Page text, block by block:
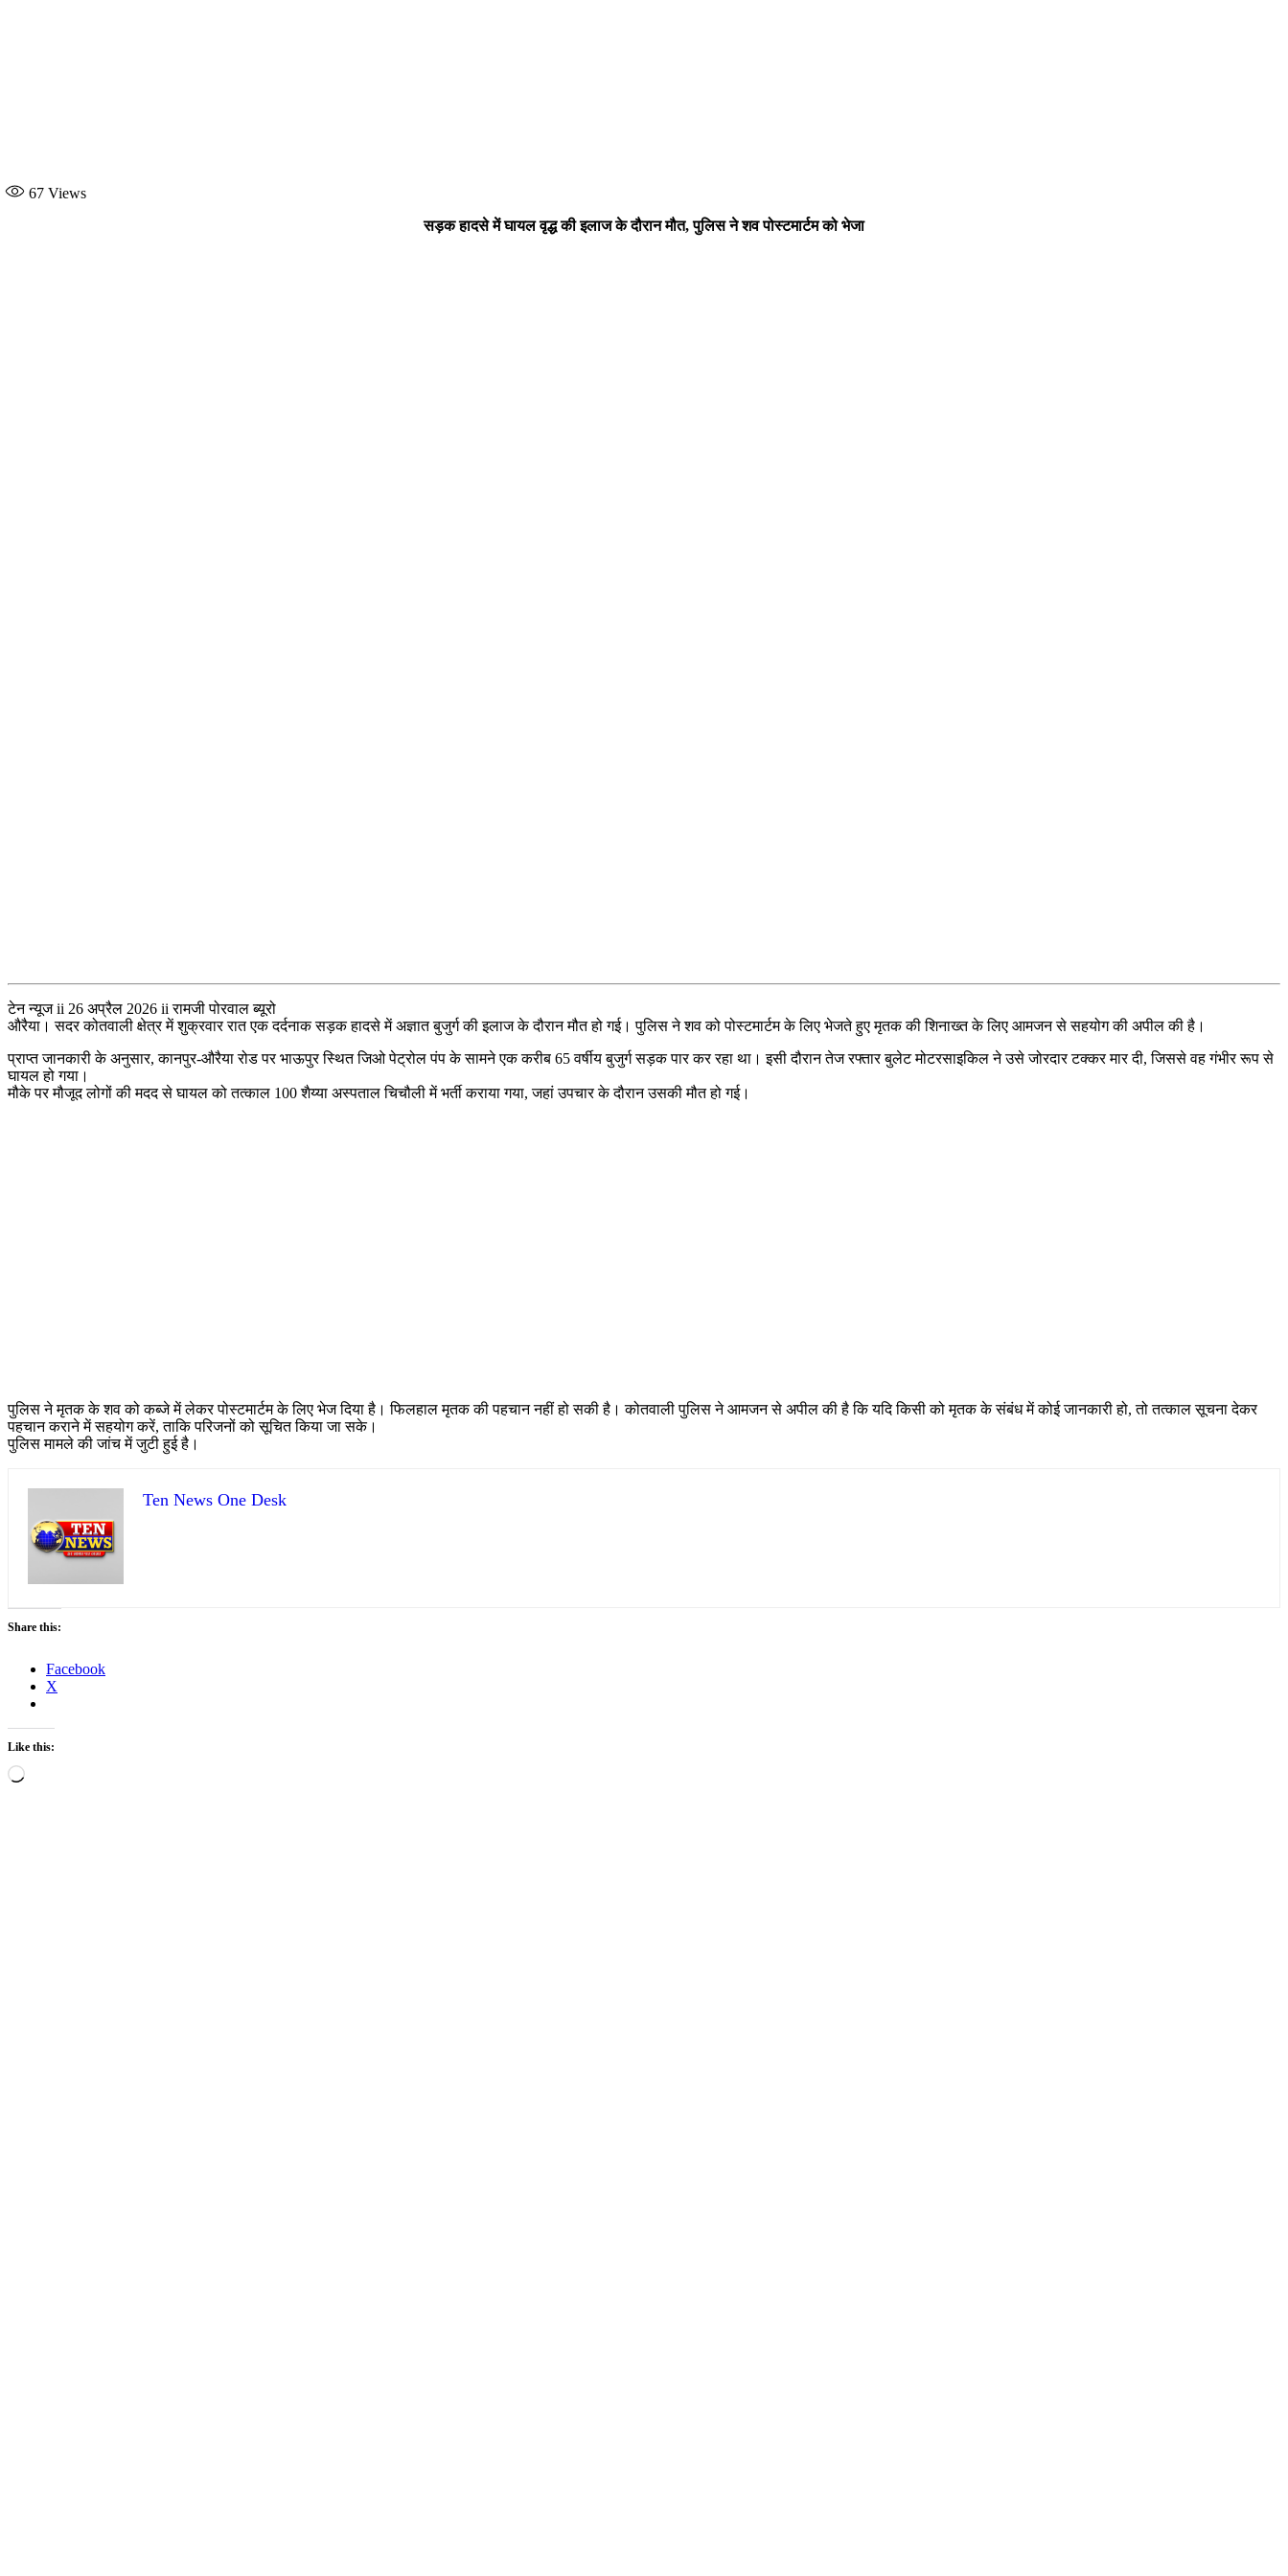
67 Views
सड़क हादसे में घायल वृद्ध की इलाज के दौरान मौत, पुलिस ने शव पोस्टमार्टम को भेजा
टेन न्यूज ii 26 अप्रैल 2026 ii रामजी पोरवाल ब्यूरो
औरैया। सदर कोतवाली क्षेत्र में शुक्रवार रात एक दर्दनाक सड़क हादसे में अज्ञात बुजुर्ग की इलाज के दौरान मौत हो गई। पुलिस ने शव को पोस्टमार्टम के लिए भेजते हुए मृतक की शिनाख्त के लिए आमजन से सहयोग की अपील की है।
प्राप्त जानकारी के अनुसार, कानपुर-औरैया रोड पर भाऊपुर स्थित जिओ पेट्रोल पंप के सामने एक करीब 65 वर्षीय बुजुर्ग सड़क पार कर रहा था। इसी दौरान तेज रफ्तार बुलेट मोटरसाइकिल ने उसे जोरदार टक्कर मार दी, जिससे वह गंभीर रूप से
घायल हो गया।
मौके पर मौजूद लोगों की मदद से घायल को तत्काल 100 शैय्या अस्पताल चिचौली में भर्ती कराया गया, जहां उपचार के दौरान उसकी मौत हो गई।
पुलिस ने मृतक के शव को कब्जे में लेकर पोस्टमार्टम के लिए भेज दिया है। फिलहाल मृतक की पहचान नहीं हो सकी है। कोतवाली पुलिस ने आमजन से अपील की है कि यदि किसी को मृतक के संबंध में कोई जानकारी हो, तो तत्काल सूचना देकर
पहचान कराने में सहयोग करें, ताकि परिजनों को सूचित किया जा सके।
पुलिस मामले की जांच में जुटी हुई है।
Ten News One Desk
Share this:
Facebook
X
Like this:
Loading…